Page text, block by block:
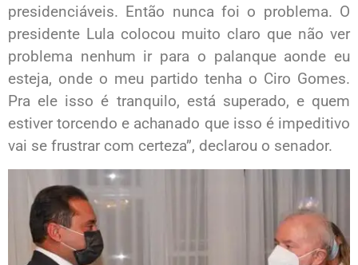
presidenciáveis. Então nunca foi o problema. O
presidente Lula colocou muito claro que não ver
problema nenhum ir para o palanque aonde eu
esteja, onde o meu partido tenha o Ciro Gomes.
Pra ele isso é tranquilo, está superado, e quem
estiver torcendo e achanado que isso é impeditivo
vai se frustrar com certeza”, declarou o senador.